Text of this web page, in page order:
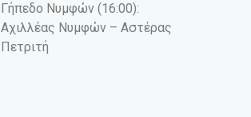
Γήπεδο Νυμφών (16:00):
Αχιλλέας Νυμφών – Αστέρας
Πετριτή